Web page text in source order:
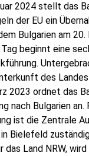
2024 stellt das
der EU ein
Bulgarien am
beginnt eine
des Landes
2023 ordnet das
nach Bulgarien an.
ist die Zentrale
Bielefeld
Land NRW,